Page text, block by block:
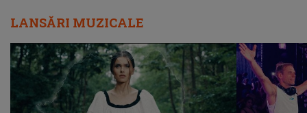
LANSĂRI MUZICALE